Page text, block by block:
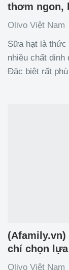
thơm ngon,
Olivo Việt Nam
Sữa hạt là thức
nhiều chất
Đặc biệt rất
(Afamily.vn)
chí chọn
Olivo Việt Nam